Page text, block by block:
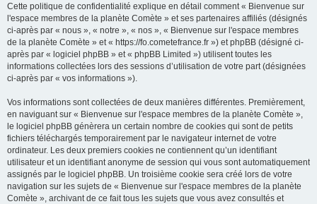
Cette politique de confidentialité explique en détail comment « Bienvenue sur
l'espace membres de la planète Comète » et ses partenaires affiliés (désignés
ci-après par « nous », « notre », « nos », « Bienvenue sur l'espace membres
de la planète Comète » et « https://fo.cometefrance.fr ») et phpBB (désigné ci-
après par « logiciel phpBB » et « phpBB Limited ») utilisent toutes les
informations collectées lors des sessions d’utilisation de votre part (désignées
ci-après par « vos informations »).
Vos informations sont collectées de deux manières différentes. Premièrement,
en naviguant sur « Bienvenue sur l'espace membres de la planète Comète »,
le logiciel phpBB génèrera un certain nombre de cookies qui sont de petits
fichiers téléchargés temporairement par le navigateur internet de votre
ordinateur. Les deux premiers cookies ne contiennent qu’un identifiant
utilisateur et un identifiant anonyme de session qui vous sont automatiquement
assignés par le logiciel phpBB. Un troisième cookie sera créé lors de votre
navigation sur les sujets de « Bienvenue sur l'espace membres de la planète
Comète », archivant de ce fait tous les sujets que vous avez consultés et